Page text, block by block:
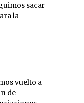
sacar
la
vuelto a
de